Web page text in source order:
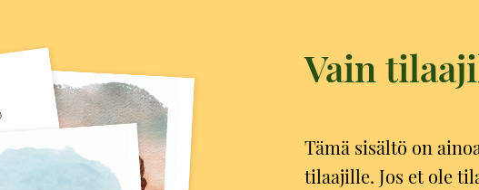
Vain
Tämä sisältö on
tilaajille. Jos et ole